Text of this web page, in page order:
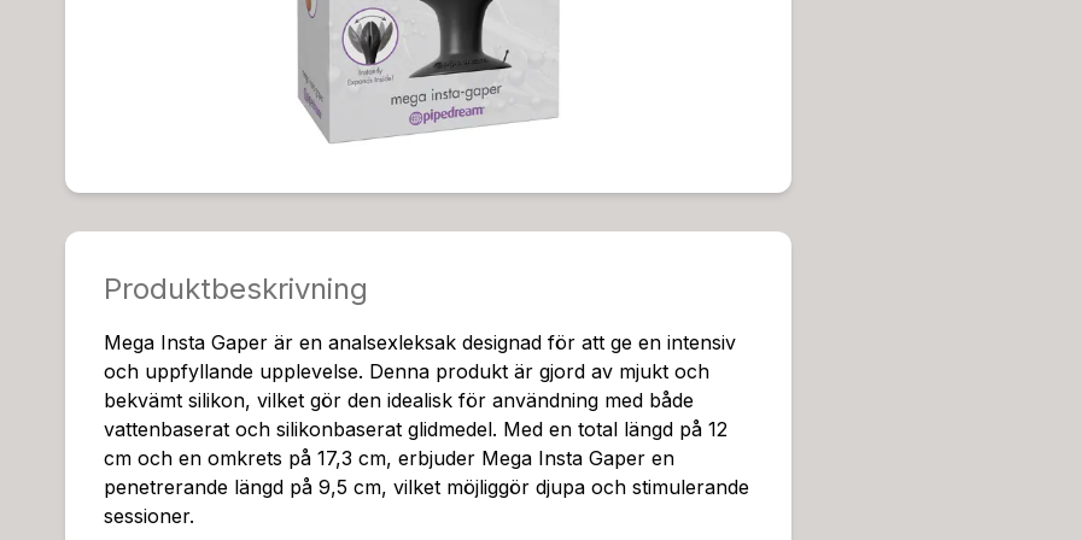
minimerar risken för att
en på basen fungerar
också för enkel
nkluderar glidmedel för
Produktbeskrivning
Mega Insta Gaper är en analsexleksak designad för att ge en intensiv
och uppfyllande upplevelse. Denna produkt är gjord av mjukt och
bekvämt silikon, vilket gör den idealisk för användning med både
vattenbaserat och silikonbaserat glidmedel. Med en total längd på 12
cm och en omkrets på 17,3 cm, erbjuder Mega Insta Gaper en
penetrerande längd på 9,5 cm, vilket möjliggör djupa och stimulerande
sessioner.